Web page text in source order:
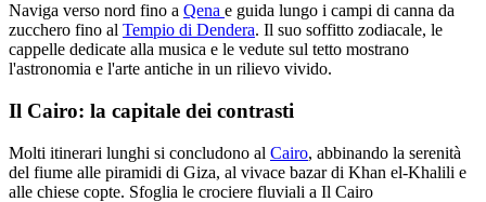
Naviga verso nord fino a Qena e guida lungo i campi di canna da
zucchero fino al Tempio di Dendera. Il suo soffitto zodiacale, le
cappelle dedicate alla musica e le vedute sul tetto mostrano
l'astronomia e l'arte antiche in un rilievo vivido.
Il Cairo: la capitale dei contrasti
Molti itinerari lunghi si concludono al Cairo, abbinando la serenità
del fiume alle piramidi di Giza, al vivace bazar di Khan el-Khalili e
alle chiese copte. Sfoglia le crociere fluviali a Il Cairo